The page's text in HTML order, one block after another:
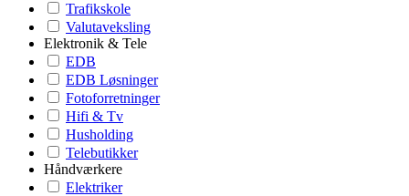
Trafikskole
Valutaveksling
Elektronik & Tele
EDB
EDB Løsninger
Fotoforretninger
Hifi & Tv
Husholding
Telebutikker
Håndværkere
Elektriker